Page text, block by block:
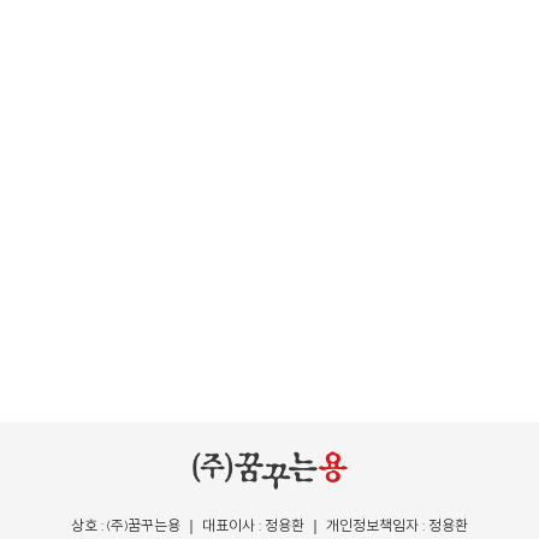
상호 : (주)꿈꾸는용 ｜ 대표이사 : 정용환 ｜ 개인정보책임자 : 정용환